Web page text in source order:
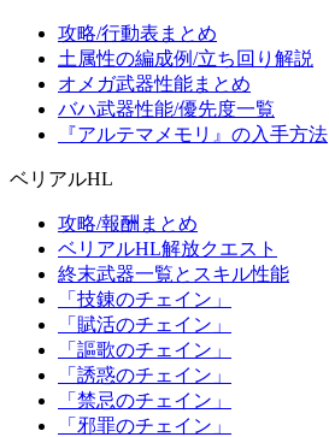
攻略/行動表まとめ
土属性の編成例/立ち回り解説
オメガ武器性能まとめ
バハ武器性能/優先度一覧
『アルテマメモリ』の入手方法
ベリアルHL
攻略/報酬まとめ
ベリアルHL解放クエスト
終末武器一覧とスキル性能
「技錬のチェイン」
「賦活のチェイン」
「謳歌のチェイン」
「誘惑のチェイン」
「禁忌のチェイン」
「邪罪のチェイン」